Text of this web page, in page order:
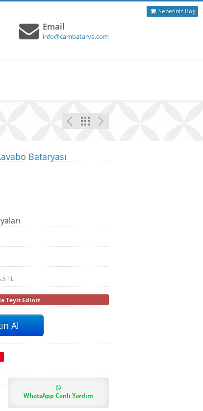
Sepetiniz Boş
Email
info@cambatarya.com
Bataryası
TL
Teyit Ediniz
WhatsApp Canlı Yardım